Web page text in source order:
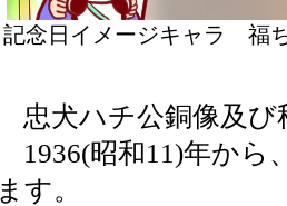
記念日イメージキャラ 福
忠犬ハチ公銅像及び
1936(昭和11)年から
ます。